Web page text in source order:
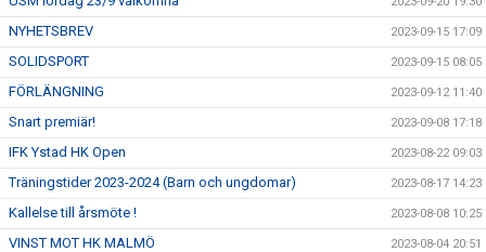
NYHETSBREV 2023-09-15 17:09
SOLIDSPORT 2023-09-15 08:05
FÖRLÄNGNING 2023-09-12 11:40
Snart premiär! 2023-09-08 17:18
IFK Ystad HK Open 2023-08-22 09:03
Träningstider 2023-2024 (Barn och ungdomar) 2023-08-17 14:23
Kallelse till årsmöte ! 2023-08-08 10:25
VINST MOT HK MALMÖ 2023-08-04 20:51